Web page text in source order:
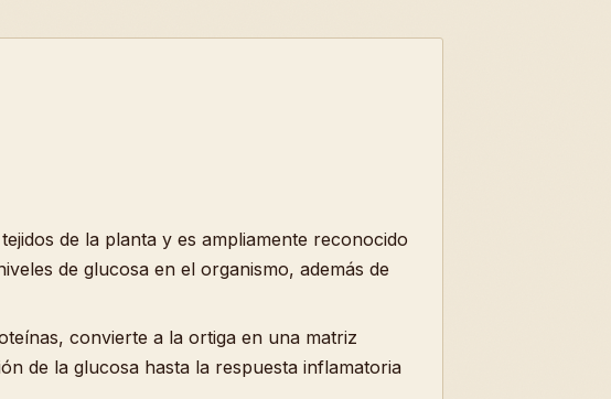
de la planta y es ampliamente reconocido
de glucosa en el organismo, además de
convierte a la ortiga en una matriz
de la glucosa hasta la respuesta inflamatoria